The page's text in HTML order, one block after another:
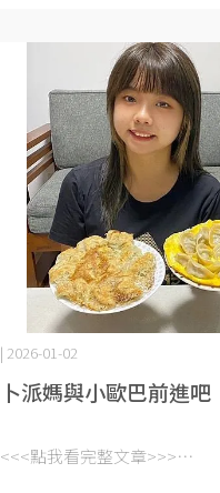
卜派媽與小歐巴前進吧
| 2026-01-02
<<<點我看完整文章>>>⋯